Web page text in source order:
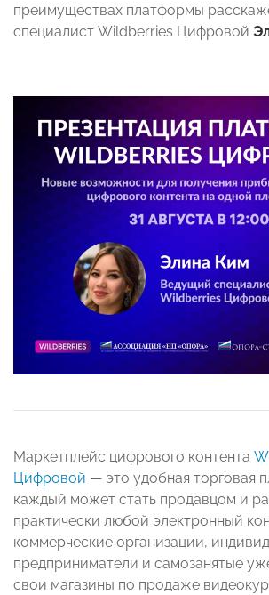
преимуществах платформы
специалист Wildberries Цифровой
Маркетплейс цифрового контента
Цифровой — это удобная торговая
каждый может стать продавцом и
практически любой электронный
коммерческие организации,
предприниматели и самозанятые
свои магазины по продаже